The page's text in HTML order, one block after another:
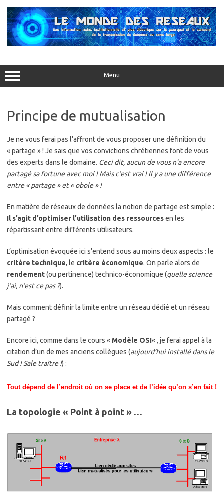
contenu
Menu
Principe de mutualisation
Je ne vous ferai pas l’affront de vous proposer une définition du
« partage » ! Je sais que vos convictions chrétiennes font de vous
des experts dans le domaine. Ceci dit, aucun de vous n’a encore
partagé sa fortune avec moi ! Mais c’est vrai ! Il y a une différence
entre « partage » et « obole » !
En matière de réseaux de données la notion de partage est simple :
Il s’agit d’optimiser l’utilisation des ressourcesen les
répartissant entre différents utilisateurs.
L’optimisation évoquée ici s’entend sous au moins deux aspects : le
critère technique, le critère économique. On parle alors de
rendement(ou pertinence) technico-économique (quelle science
j’ai, n’est ce pas ?).
Mais comment définir la limite entre un réseau dédié et un réseau
partagé ?
Encore ici, comme dans le cours « Modèle OSI« , je ferai appel à la
citation d’un de mes anciens collègues (aujourd’hui installé dans le
Sud ! Sale traître !) :
Tout dépend de l’endroit où on se place et de l’idée qu’on s’en fait !
La topologie « Point à point » …